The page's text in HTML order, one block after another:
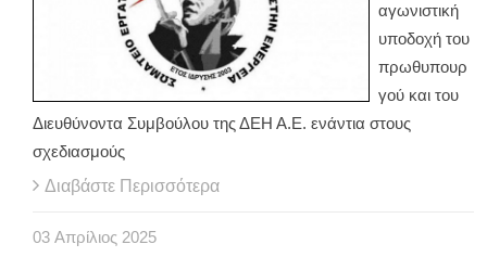
αγωνιστική
υποδοχή του
πρωθυπουρ
γού και του
Διευθύνοντα Συμβούλου της ΔΕΗ Α.Ε. ενάντια στους
σχεδιασμούς
Διαβάστε Περισσότερα
03 Απρίλιος 2025